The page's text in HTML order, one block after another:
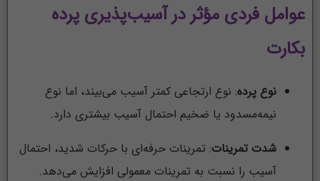
عوامل فردی مؤثر در آسیب‌پذیری پرده
بکارت
نوع پرده: نوع ارتجاعی کمتر آسیب می‌بیند، اما نوع
نیمه‌مسدود یا ضخیم احتمال آسیب بیشتری دارد.
شدت تمرینات: تمرینات حرفه‌ای با حرکات شدید، احتمال
آسیب را نسبت به تمرینات معمولی افزایش می‌دهد.